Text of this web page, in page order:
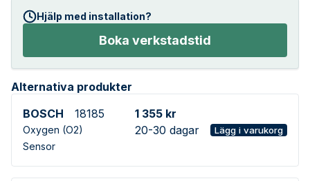
Hjälp med installation?
Boka verkstadstid
Alternativa produkter
BOSCH
18185
Oxygen (O2)
Sensor
1 355 kr
20-30 dagar
Lägg i varukorg